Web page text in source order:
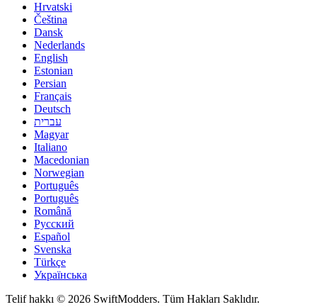
Hrvatski
Čeština
Dansk
Nederlands
English
Estonian
Persian
Français
Deutsch
עברית
Magyar
Italiano
Macedonian
Norwegian
Português
Português
Română
Русский
Español
Svenska
Türkçe
Українська
Telif hakkı © 2026 SwiftModders. Tüm Hakları Saklıdır.